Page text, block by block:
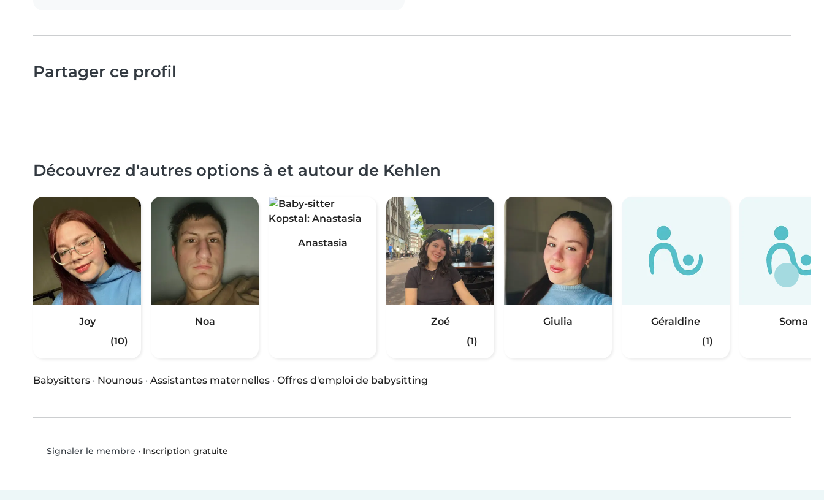
Partager ce profil
Découvrez d'autres options à et autour de Kehlen
Joy
(10)
Noa
Anastasia
Zoé
(1)
Giulia
Géraldine
(1)
Soma
Babysitters · Nounous · Assistantes maternelles · Offres d'emploi de babysitting
Signaler le membre • Inscription gratuite